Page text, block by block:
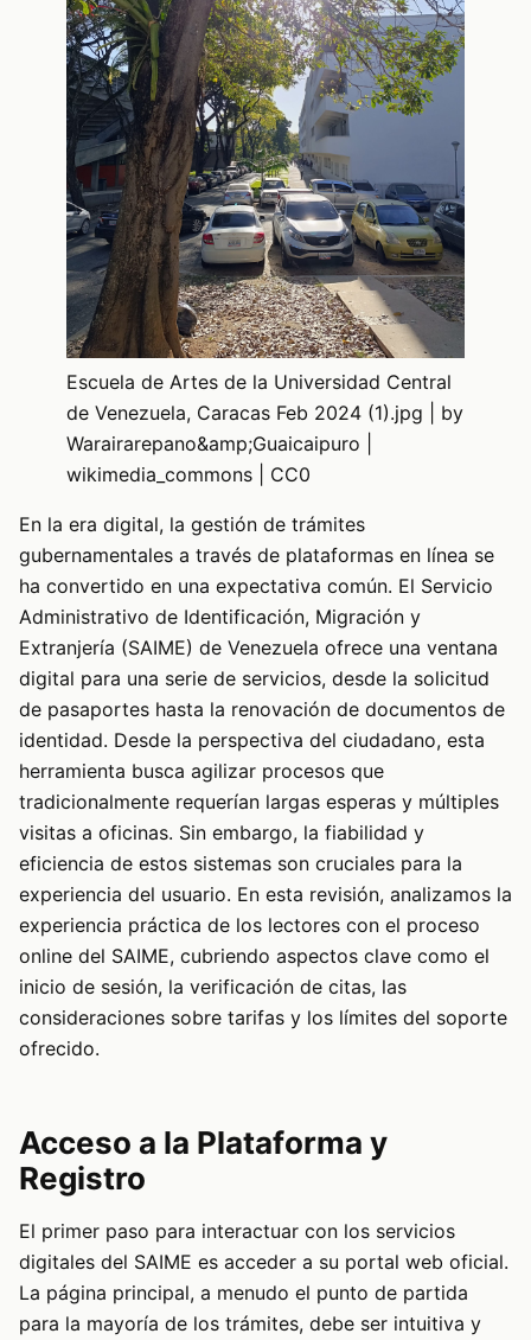
Escuela de Artes de la Universidad Central
de Venezuela, Caracas Feb 2024 (1).jpg | by
Warairarepano&amp;Guaicaipuro |
wikimedia_commons | CC0
En la era digital, la gestión de trámites
gubernamentales a través de plataformas en línea se
ha convertido en una expectativa común. El Servicio
Administrativo de Identificación, Migración y
Extranjería (SAIME) de Venezuela ofrece una ventana
digital para una serie de servicios, desde la solicitud
de pasaportes hasta la renovación de documentos de
identidad. Desde la perspectiva del ciudadano, esta
herramienta busca agilizar procesos que
tradicionalmente requerían largas esperas y múltiples
visitas a oficinas. Sin embargo, la fiabilidad y
eficiencia de estos sistemas son cruciales para la
experiencia del usuario. En esta revisión, analizamos la
experiencia práctica de los lectores con el proceso
online del SAIME, cubriendo aspectos clave como el
inicio de sesión, la verificación de citas, las
consideraciones sobre tarifas y los límites del soporte
ofrecido.
Acceso a la Plataforma y
Registro
El primer paso para interactuar con los servicios
digitales del SAIME es acceder a su portal web oficial.
La página principal, a menudo el punto de partida
para la mayoría de los trámites, debe ser intuitiva y